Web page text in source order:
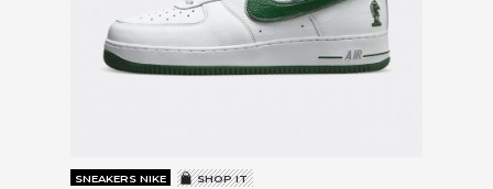
SNEAKERS NIKE SHOP IT